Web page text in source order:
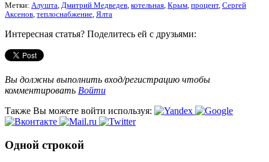
Метки: Алушта, Дмитрий Медведев, котельная, Крым, процент, Сергей
Аксенов, теплоснабжение, Ялта
Интересная статья? Поделитесь ей с друзьями:
Вы должны выполнить вход/регистрацию чтобы
комментировать Войти
Также Вы можете войти используя:
Одной строкой